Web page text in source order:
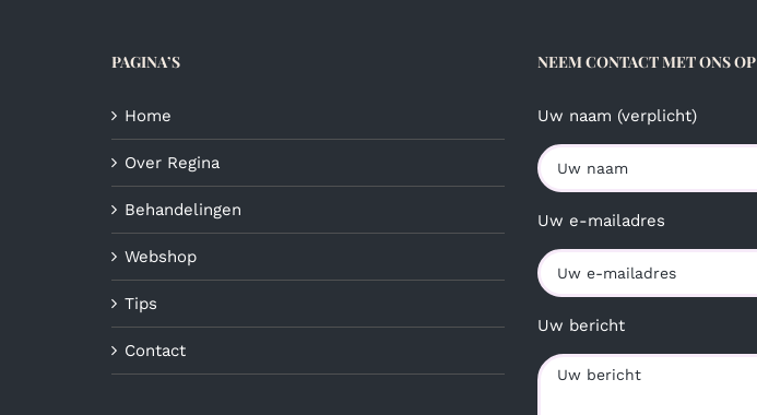
PAGINA’S
Home
Over Regina
Behandelingen
Webshop
Tips
Contact
NEEM CONTACT MET ONS OP
Uw naam (verplicht)
Uw e-mailadres
Uw bericht